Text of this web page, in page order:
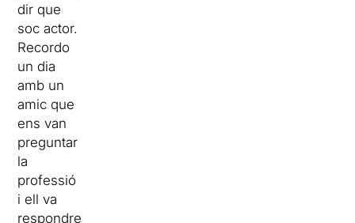
dir que
soc actor.
Recordo
un dia
amb un
amic que
ens van
preguntar
la
professió
i ell va
respondre